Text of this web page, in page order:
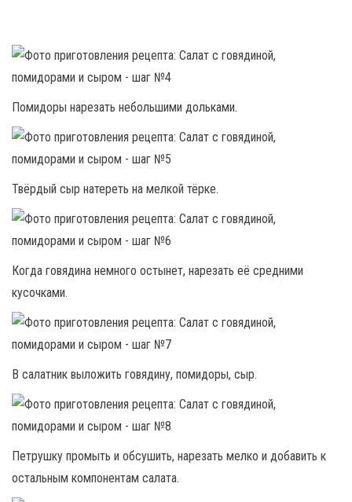
Помидоры нарезать небольшими дольками.
Твёрдый сыр натереть на мелкой тёрке.
Когда говядина немного остынет, нарезать её средними
кусочками.
В салатник выложить говядину, помидоры, сыр.
Петрушку промыть и обсушить, нарезать мелко и добавить к
остальным компонентам салата.